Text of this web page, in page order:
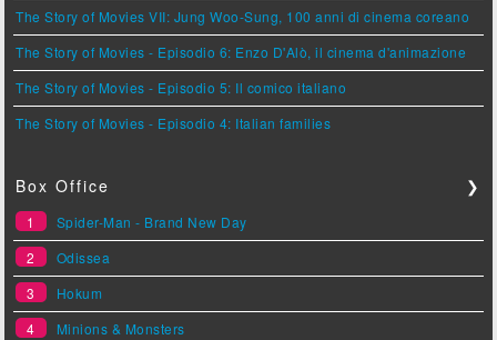
The Story of Movies VII: Jung Woo-Sung, 100 anni di cinema coreano
The Story of Movies - Episodio 6: Enzo D'Alò, il cinema d'animazione
The Story of Movies - Episodio 5: Il comico italiano
The Story of Movies - Episodio 4: Italian families
Box Office ❯
1
Spider-Man - Brand New Day
2
Odissea
3
Hokum
4
Minions & Monsters